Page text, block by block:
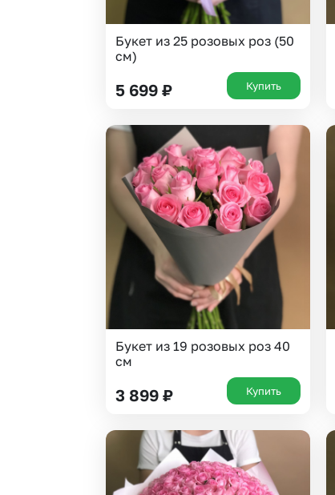
Букет из 25 розовых роз (50
см)
5 699 ₽ Купить
Букет из 19 розовых роз 40
см
3 899 ₽ Купить